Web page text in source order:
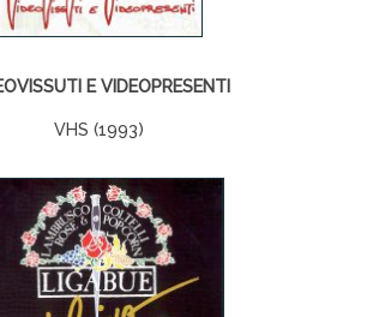
E VIDEOPRESENTI
VHS (1993)